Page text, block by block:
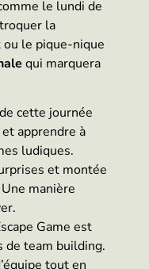
le lundi de
la
le pique-nique
qui marquera
cette journée
apprendre à
ludiques.
et montée
manière
Game est
de team building.
tout en